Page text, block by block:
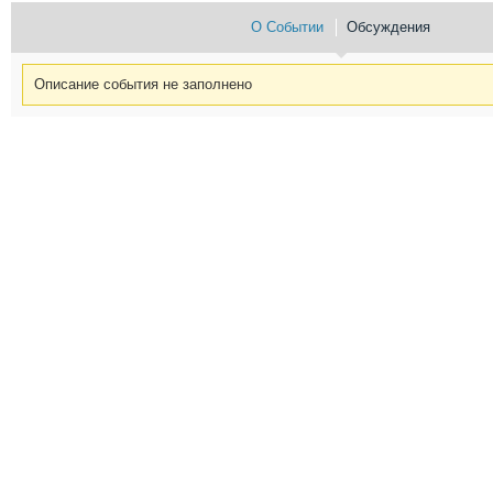
О Событии Обсуждения
Описание события не заполнено